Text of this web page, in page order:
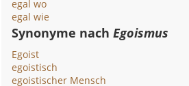
egal wo
egal wie
Synonyme nachEgoismus
Egoist
egoistisch
egoistischer Mensch